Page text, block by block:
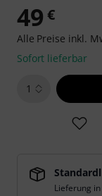
49 €
Alle Preise inkl.
Sofort lieferbar
1
Lieferung